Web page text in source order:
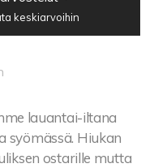
keskiarvoihin
lauantai-iltana
syömässä. Hiukan
ostarille mutta